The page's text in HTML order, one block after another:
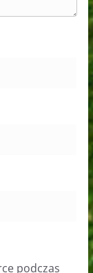
podczas